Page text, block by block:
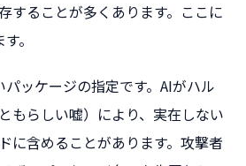
することが多くあります。ここに
。
ッケージの指定です。AIがハル
もらしい嘘）により、実在しない
に含めることがあります。攻撃者